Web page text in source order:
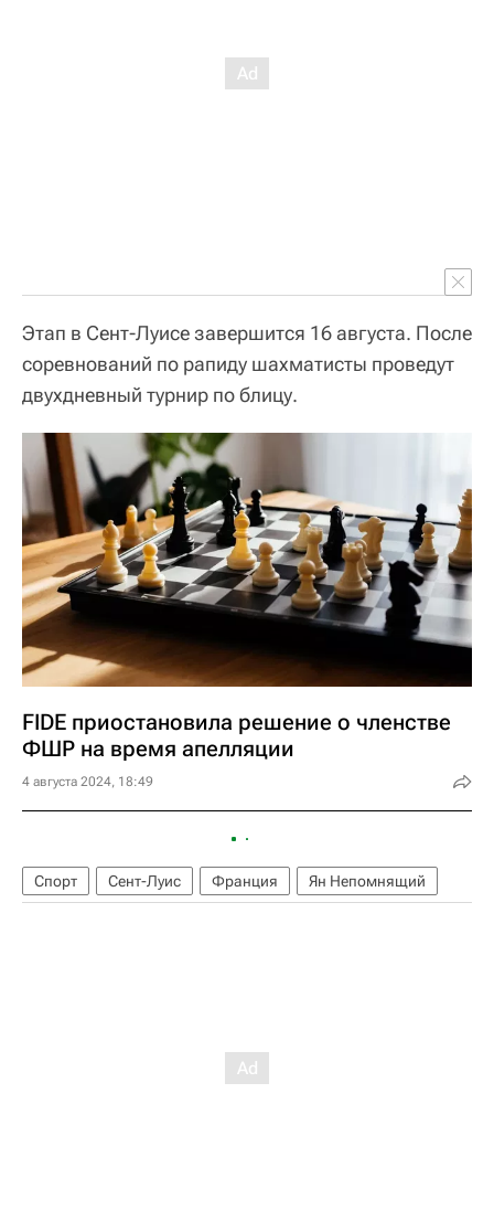
Этап в Сент-Луисе завершится 16 августа. После
соревнований по рапиду шахматисты проведут
двухдневный турнир по блицу.
FIDE приостановила решение о членстве
ФШР на время апелляции
4 августа 2024, 18:49
Спорт Сент-Луис Франция Ян Непомнящий